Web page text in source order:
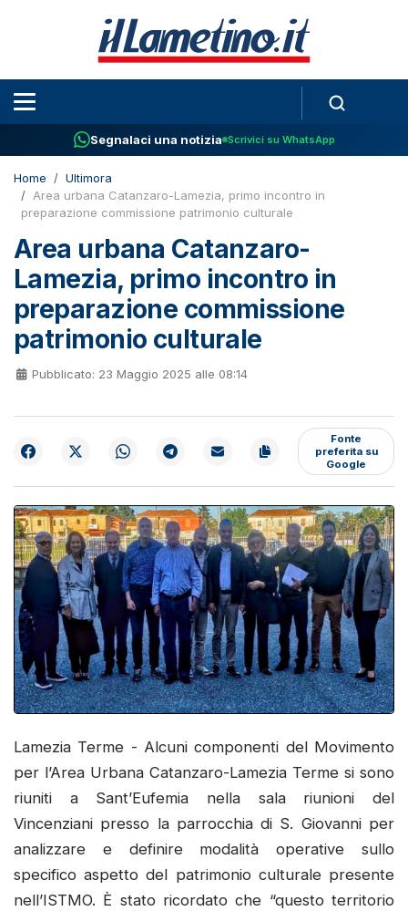
Segnalaci una notizia Scrivici su WhatsApp
Home
Ultimora
Area urbana Catanzaro-Lamezia, primo incontro in
preparazione commissione patrimonio culturale
Area urbana Catanzaro-
Lamezia, primo incontro in
preparazione commissione
patrimonio culturale
Pubblicato: 23 Maggio 2025 alle 08:14
Fonte
preferita su
Google
Lamezia Terme - Alcuni componenti del Movimento
per l’Area Urbana Catanzaro-Lamezia Terme si sono
riuniti a Sant’Eufemia nella sala riunioni del
Vincenziani presso la parrocchia di S. Giovanni per
analizzare e definire modalità operative sullo
specifico aspetto del patrimonio culturale presente
nell’ISTMO. È stato ricordato che “questo territorio